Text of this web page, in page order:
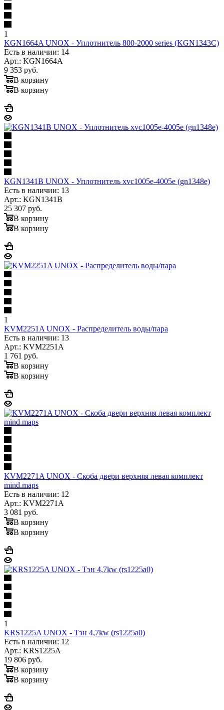
1
KGN1664A UNOX - Уплотнитель 800-2000 series (KGN1343C)
Есть в наличии: 14
Арт.: KGN1664A
9 353 руб.
В корзину
В корзину
KGN1341B UNOX - Уплотнитель xvc1005e-4005e (gn1348e)
Есть в наличии: 13
Арт.: KGN1341B
25 307 руб.
В корзину
В корзину
1
KVM2251A UNOX - Распределитель воды/пара
Есть в наличии: 13
Арт.: KVM2251A
1 761 руб.
В корзину
В корзину
KVM2271A UNOX - Скоба двери верхняя левая комплект
mind.maps
Есть в наличии: 12
Арт.: KVM2271A
3 081 руб.
В корзину
В корзину
1
KRS1225A UNOX - Тэн 4,7kw (rs1225a0)
Есть в наличии: 12
Арт.: KRS1225A
19 806 руб.
В корзину
В корзину